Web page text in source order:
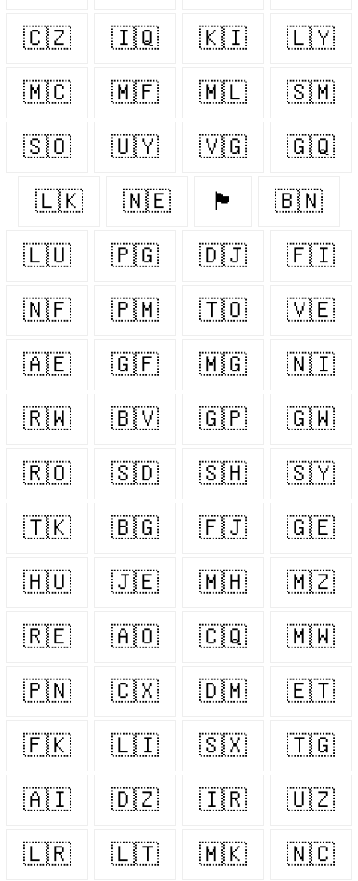
🇨🇿 🇮🇶 🇰🇮 🇱🇾
🇲🇨 🇲🇫 🇲🇱 🇸🇲
🇸🇴 🇺🇾 🇻🇬 🇬🇶
🇱🇰 🇳🇪 🏴󠁧󠁢󠁷󠁬󠁳󠁿 🇧🇳
🇱🇺 🇵🇬 🇩🇯 🇫🇮
🇳🇫 🇵🇲 🇹🇴 🇻🇪
🇦🇪 🇬🇫 🇲🇬 🇳🇮
🇷🇼 🇧🇻 🇬🇵 🇬🇼
🇷🇴 🇸🇩 🇸🇭 🇸🇾
🇹🇰 🇧🇬 🇫🇯 🇬🇪
🇭🇺 🇯🇪 🇲🇭 🇲🇿
🇷🇪 🇦🇴 🇨🇶 🇲🇼
🇵🇳 🇨🇽 🇩🇲 🇪🇹
🇫🇰 🇱🇮 🇸🇽 🇹🇬
🇦🇮 🇩🇿 🇮🇷 🇺🇿
🇱🇷 🇱🇹 🇲🇰 🇳🇨